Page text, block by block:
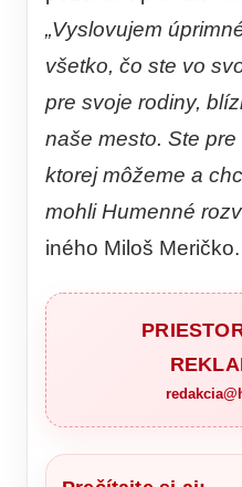
„Vyslovujem
všetko, čo ste vo
pre svoje rodiny,
naše mesto. Ste
ktorej môžeme a
mohli Humenné
iného Miloš Meričko.